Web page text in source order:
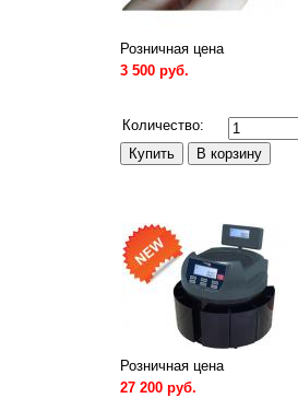
Розничная цена
3 500 руб.
Количество:
Розничная цена
27 200 руб.